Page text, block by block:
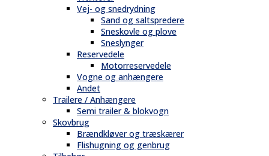
Vej- og snedrydning
Sand og saltspredere
Sneskovle og plove
Sneslynger
Reservedele
Motorreservedele
Vogne og anhængere
Andet
Trailere / Anhængere
Semi trailer & blokvogn
Skovbrug
Brændkløver og træskærer
Flishugning og genbrug